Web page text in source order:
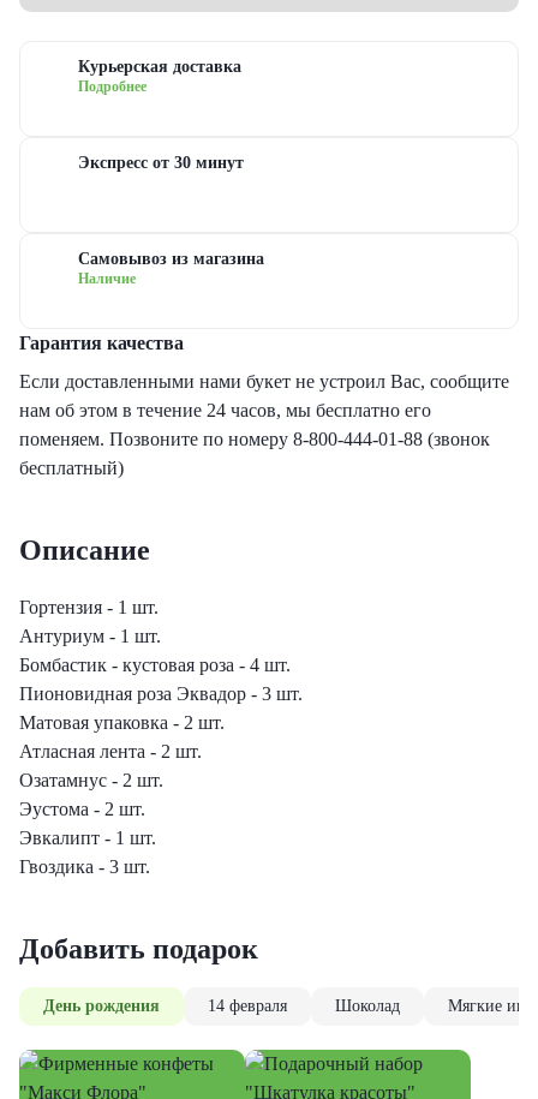
с гипсофилами
с гвоздиками
с ирисами
с пионами
букеты
с герберами
с лизиантусами
с гортензией
с тюльпанами
флористика
рождения
год
Курьерская доставка
Подробнее
Экспресс от 30 минут
Самовывоз из магазина
Наличие
Гарантия качества
Если доставленными нами букет не устроил Вас, сообщите
нам об этом в течение 24 часов, мы бесплатно его
поменяем. Позвоните по номеру 8-800-444-01-88 (звонок
бесплатный)
Описание
Гортензия - 1 шт.
Антуриум - 1 шт.
Бомбастик - кустовая роза - 4 шт.
Пионовидная роза Эквадор - 3 шт.
Матовая упаковка - 2 шт.
Атласная лента - 2 шт.
Озатамнус - 2 шт.
Эустома - 2 шт.
Эвкалипт - 1 шт.
Гвоздика - 3 шт.
Добавить подарок
День рождения 14 февраля Шоколад Мягкие